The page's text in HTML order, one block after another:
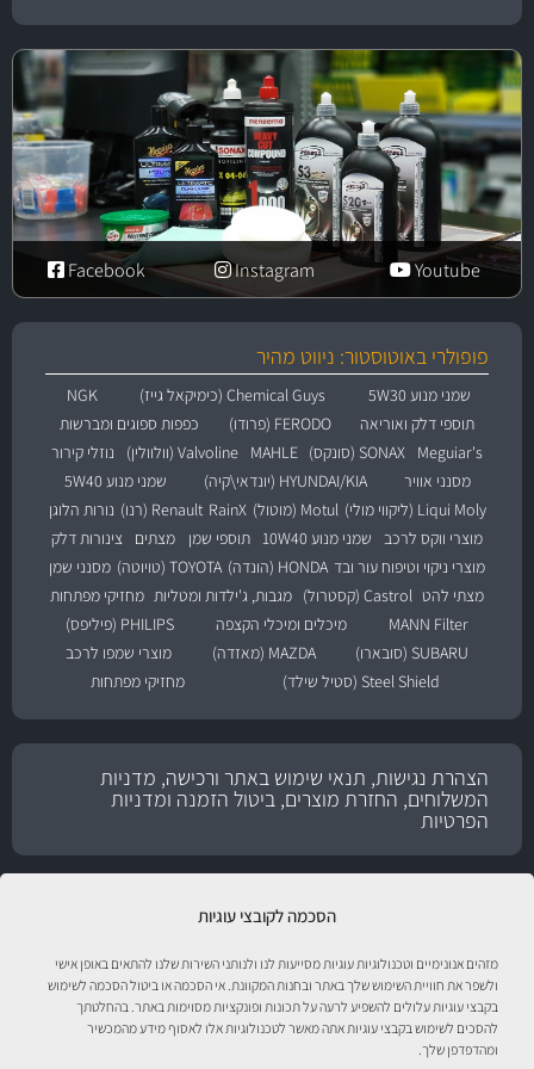
הסכמה לקובצי עוגיות
מזהים אנונימיים וטכנולוגיות עוגיות מסייעות לנו ולנותני השירות שלנו להתאים באופן אישי
ולשפר את חוויית השימוש שלך באתר ובחנות המקוונת. אי הסכמה או ביטול הסכמה לשימוש
בקבצי עוגיות עלולים להשפיע לרעה על תכונות ופונקציות מסוימות באתר. בהחלטתך
להסכים לשימוש בקבצי עוגיות אתה מאשר לטכנולוגיות אלו לאסוף מידע מהמכשיר
ומהדפדפן שלך.
Youtube
Instagram
Facebook
פופולרי באוטוסטור: ניווט מהיר
שמני מנוע 5W30 Chemical Guys (כימיקאל גייז)
NGK
תוספי דלק ואוריאה
FERODO (פרודו)
כפפות ספוגים ומברשות
Meguiar's
SONAX (סונקס) MAHLE Valvoline (וולוולין)
נוזלי קירור
מסנני אוויר
HYUNDAI/KIA (יונדאי\קיה)
שמני מנוע 5W40
Liqui Moly (ליקווי מולי)
Motul (מוטול) RainX Renault (רנו)
נורות הלוגן
מוצרי ווקס לרכב
שמני מנוע 10W40 תוספי שמן מצתים
צינורות דלק
מוצרי ניקוי וטיפוח עור ובד HONDA (הונדה) TOYOTA (טויוטה)
מסנני שמן
מצתי להט Castrol (קסטרול) מגבות, ג'ילדות ומטליות מחזיקי מפתחות
MANN Filter
מיכלים ומיכלי הקצפה
PHILIPS (פיליפס)
SUBARU (סובארו)
MAZDA (מאזדה)
מוצרי שמפו לרכב
Steel Shield (סטיל שילד)
מחזיקי מפתחות
הצהרת נגישות, תנאי שימוש באתר ורכישה, מדניות
המשלוחים, החזרת מוצרים, ביטול הזמנה ומדניות
הפרטיות